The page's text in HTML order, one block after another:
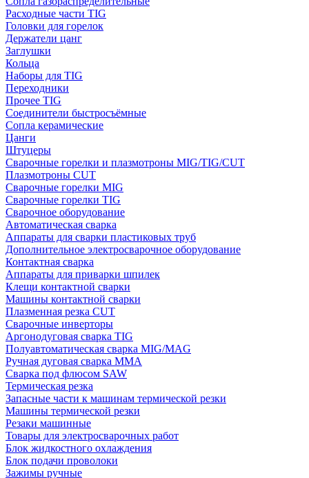
Расходные части TIG
Головки для горелок
Держатели цанг
Заглушки
Кольца
Наборы для TIG
Переходники
Прочее TIG
Соединители быстросъёмные
Сопла керамические
Цанги
Штуцеры
Сварочные горелки и плазмотроны MIG/TIG/CUT
Плазмотроны CUT
Сварочные горелки MIG
Сварочные горелки TIG
Сварочное оборудование
Автоматическая сварка
Аппараты для сварки пластиковых труб
Дополнительное электросварочное оборудование
Контактная сварка
Аппараты для приварки шпилек
Клещи контактной сварки
Машины контактной сварки
Плазменная резка CUT
Сварочные инверторы
Аргонодуговая сварка TIG
Полуавтоматическая сварка MIG/MAG
Ручная дуговая сварка MMA
Сварка под флюсом SAW
Термическая резка
Запасные части к машинам термической резки
Машины термической резки
Резаки машинные
Товары для электросварочных работ
Блок жидкостного охлаждения
Блок подачи проволоки
Зажимы ручные